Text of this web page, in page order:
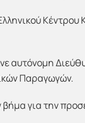
Κέντρου
αυτόνομη
Παραγωγών.
βήμα για την